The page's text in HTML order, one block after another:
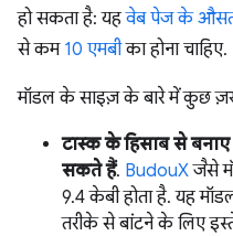
हो सकता है: यहवेब पेज के औसत
से कम 10 एमबीका होना चाहिए.
मॉडल के साइज़ के बारे में कुछ
टास्क के हिसाब से
सकते हैं. BudouXजैसे
9.4 केबी होता है. यह
तरीके से बांटने के लिए